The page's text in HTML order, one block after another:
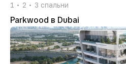
1 2 3 спальни
Parkwood в Dubai